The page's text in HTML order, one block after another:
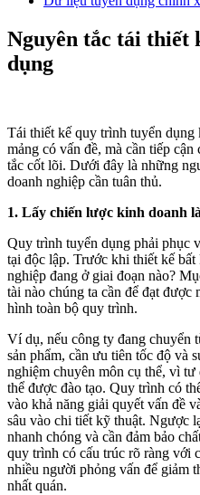
Nguyên tắc tái thiết
dụng
Tái thiết kế quy trình tuyển
mảng có vấn đề, mà cần tiếp
tắc cốt lõi. Dưới đây là những
doanh nghiệp cần tuân thủ.
1. Lấy chiến lược kinh doanh
Quy trình tuyển dụng phải phục
tại độc lập. Trước khi thiết kế
nghiệp đang ở giai đoạn nào?
tài nào chúng ta cần để đạt
hình toàn bộ quy trình.
Ví dụ, nếu công ty đang chuyển
sản phẩm, cần ưu tiên tốc độ và
nghiệm chuyên môn cụ thể, vì
thể được đào tạo. Quy trình có
vào khả năng giải quyết vấn đề
sâu vào chi tiết kỹ thuật. Ngược
nhanh chóng và cần đảm bảo
quy trình có cấu trúc rõ ràng với
nhiều người phỏng vấn để giảm
nhất quán.